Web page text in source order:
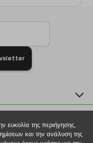
ευκολία της περιήγησης,
και την ανάλυση της